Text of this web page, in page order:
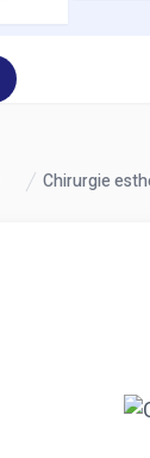
Chirurgie